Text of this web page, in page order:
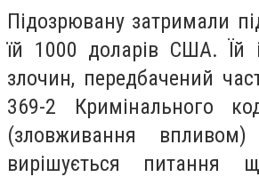
Підозрювану затримали
їй 1000 доларів США. Їй
злочин, передбачений
369-2 Кримінального
(зловживання
вирішується питання